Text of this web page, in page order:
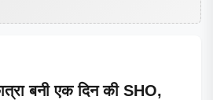
बनी एक दिन की SHO,